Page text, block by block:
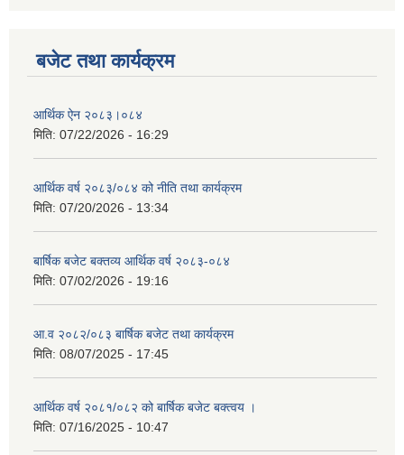
बजेट तथा कार्यक्रम
आर्थिक ऐन २०८३।०८४
मिति: 07/22/2026 - 16:29
आर्थिक वर्ष २०८३/०८४ को नीति तथा कार्यक्रम
मिति: 07/20/2026 - 13:34
बार्षिक बजेट बक्तव्य आर्थिक वर्ष २०८३-०८४
मिति: 07/02/2026 - 19:16
आ.व २०८२/०८३ बार्षिक बजेट तथा कार्यक्रम
मिति: 08/07/2025 - 17:45
आर्थिक वर्ष २०८१/०८२ को बार्षिक बजेट बक्त्वय ।
मिति: 07/16/2025 - 10:47